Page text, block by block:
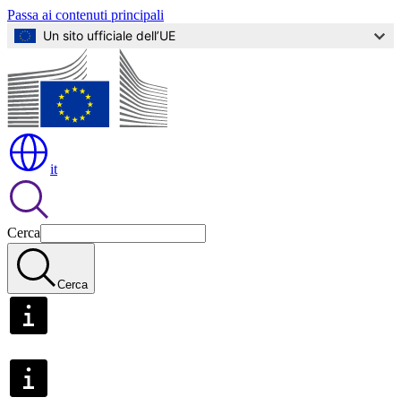
Passa ai contenuti principali
Un sito ufficiale dell’UE
it
Cerca
Cerca